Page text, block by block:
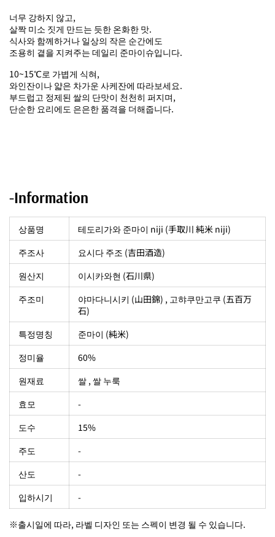
너무 강하지 않고,
살짝 미소 짓게 만드는 듯한 온화한 맛.
식사와 함께하거나 일상의 작은 순간에도
조용히 곁을 지켜주는 데일리 준마이슈입니다.
10~15℃로 가볍게 식혀,
와인잔이나 얇은 차가운 사케잔에 따라보세요.
부드럽고 정제된 쌀의 단맛이 천천히 퍼지며,
단순한 요리에도 은은한 품격을 더해줍니다.
-Information
상품명
테도리가와 준마이 niji (手取川 純米 niji)
주조사
요시다 주조 (吉田酒造)
원산지
이시카와현 (石川県)
주조미
야마다니시키 (山田錦) , 고햐쿠만고쿠 (五百万
石)
특정명칭
준마이 (純米)
정미율
60%
원재료
쌀 , 쌀 누룩
효모
-
도수
15%
주도
-
산도
-
입하시기
-
※출시일에 따라, 라벨 디자인 또는 스펙이 변경 될 수 있습니다.